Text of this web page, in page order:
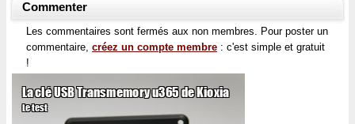
Commenter
Les commentaires sont fermés aux non membres. Pour poster un
commentaire, créez un compte membre : c'est simple et gratuit
!